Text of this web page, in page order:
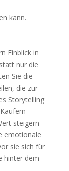
kann.
Einblick in
nur die
Sie die
die zur
Storytelling
steigern
emotionale
sie sich für
hinter dem